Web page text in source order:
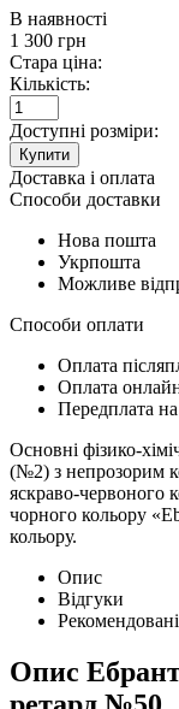
В наявності
1 300 грн
Стара ціна:
Кількість:
Доступні розміри:
Купити
Доставка і оплата
Способи доставки
Нова пошта
Укрпошта
Можливе
Способи оплати
Оплата
Оплата
Передплата
Основні фізико-
(№2) з непрозорим
яскраво-червоного
чорного кольору
кольору.
Опис
Відгуки
Рекомендовані
Опис